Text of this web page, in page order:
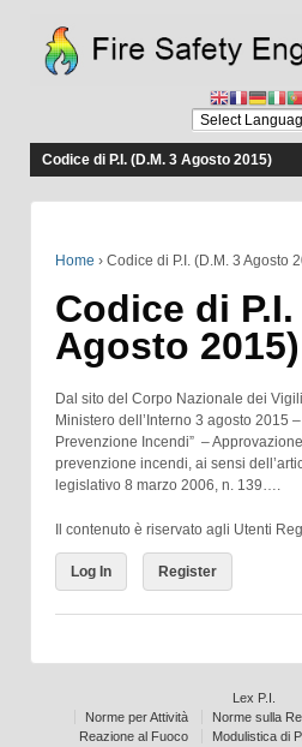
Codice di P.I. (D.M. 3 Agosto 2015)
Home › Codice di P.I. (D.M. 3 Agosto
Codice di P.I.
Agosto 2015)
Dal sito del Corpo Nazionale dei
Ministero dell’Interno 3 agosto 2015
Prevenzione Incendi” –
prevenzione incendi, ai sensi
legislativo 8 marzo 2006, n. 139….
Il contenuto è riservato agli Utenti
Log In Register
Lex P.I.
Norme per Attività
Norme sulla
Reazione al Fuoco
Modulistica di